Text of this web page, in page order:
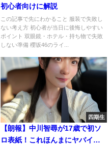
初心者向けに解説
この記事で先にわかること 服装で失敗し
ない考え方 初心者が当日に後悔しやすい
ポイント 双眼鏡・ホテル・持ち物で失敗
しない準備 櫻坂46のライ...
四期生
【朗報】中川智尋が17歳で初ソ
ロ表紙！これほんまにヤバイや